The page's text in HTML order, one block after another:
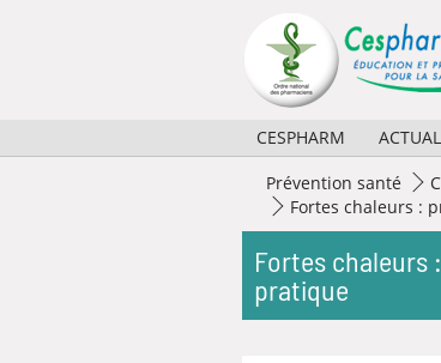
CESPHARM
Missions
Activités
Règlement et
Partenaires
2026
2025
2024
2023
Prévention santé
Fortes chaleurs :
Fortes chaleurs
pratique